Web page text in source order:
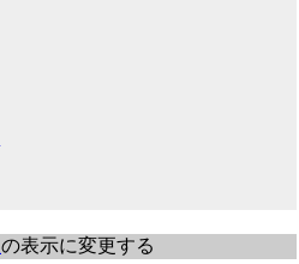
の表示に変更する